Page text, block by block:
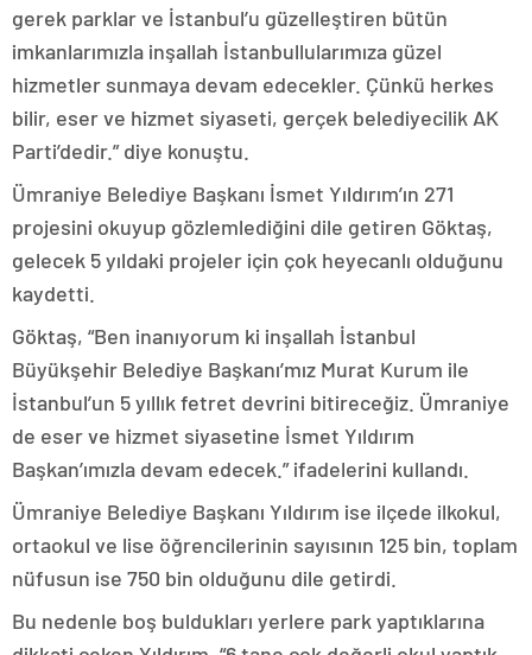
gerek parklar ve İstanbul’u güzelleştiren bütün
imkanlarımızla inşallah İstanbullularımıza güzel
hizmetler sunmaya devam edecekler. Çünkü herkes
bilir, eser ve hizmet siyaseti, gerçek belediyecilik AK
Parti’dedir.” diye konuştu.
Ümraniye Belediye Başkanı İsmet Yıldırım’ın 271
projesini okuyup gözlemlediğini dile getiren Göktaş,
gelecek 5 yıldaki projeler için çok heyecanlı olduğunu
kaydetti.
Göktaş, “Ben inanıyorum ki inşallah İstanbul
Büyükşehir Belediye Başkanı’mız Murat Kurum ile
İstanbul’un 5 yıllık fetret devrini bitireceğiz. Ümraniye
de eser ve hizmet siyasetine İsmet Yıldırım
Başkan’ımızla devam edecek.” ifadelerini kullandı.
Ümraniye Belediye Başkanı Yıldırım ise ilçede ilkokul,
ortaokul ve lise öğrencilerinin sayısının 125 bin, toplam
nüfusun ise 750 bin olduğunu dile getirdi.
Bu nedenle boş buldukları yerlere park yaptıklarına